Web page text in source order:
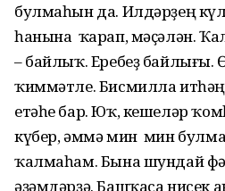
булмаһын да. Илдәрҙең
һанына ҡарап, мәҫәлән.
– байлыҡ. Еребеҙ байлығы.
ҡиммәтле. Бисмилла
етәһе бар. Юҡ, кешеләр
күбер, әммә мин мин
ҡалмаһам. Бына шундай
әҙәмдәрҙә. Башҡаса нисек